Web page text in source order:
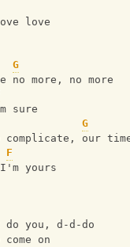
love
G
more, no more
sure
G
complicate, our
F
yours
you, d-d-do
on